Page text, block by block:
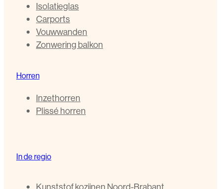
Isolatieglas
Carports
Vouwwanden
Zonwering balkon
Horren
Inzethorren
Plissé horren
In de regio